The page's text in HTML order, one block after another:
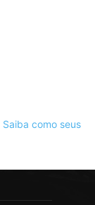
Saiba como seus